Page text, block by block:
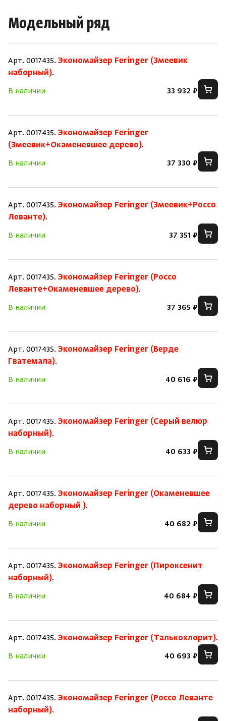
Модельный ряд
Арт. 0017435. Экономайзер Feringer (Змеевик
наборный).
В наличии
33 932 ₽
Арт. 0017435. Экономайзер Feringer
(Змеевик+Окаменевшее дерево).
В наличии
37 330 ₽
Арт. 0017435. Экономайзер Feringer (Змеевик+Россо
Леванте).
В наличии
37 351 ₽
Арт. 0017435. Экономайзер Feringer (Россо
Леванте+Окаменевшее дерево).
В наличии
37 365 ₽
Арт. 0017435. Экономайзер Feringer (Верде
Гватемала).
В наличии
40 616 ₽
Арт. 0017435. Экономайзер Feringer (Серый велюр
наборный).
В наличии
40 633 ₽
Арт. 0017435. Экономайзер Feringer (Окаменевшее
дерево наборный ).
В наличии
40 682 ₽
Арт. 0017435. Экономайзер Feringer (Пироксенит
наборный).
В наличии
40 684 ₽
Арт. 0017435. Экономайзер Feringer (Талькохлорит).
В наличии
40 693 ₽
Арт. 0017435. Экономайзер Feringer (Россо Леванте
наборный).
Скрыть/
Скрыть/